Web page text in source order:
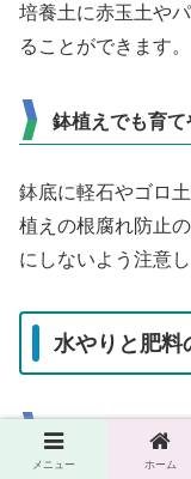
培養土に赤玉土や
ることができます。
鉢植えでも育
鉢底に軽石やゴロ
植えの根腐れ防止
にしないよう注意し
水やりと肥料
乾燥しやすい季
メニュー ホーム